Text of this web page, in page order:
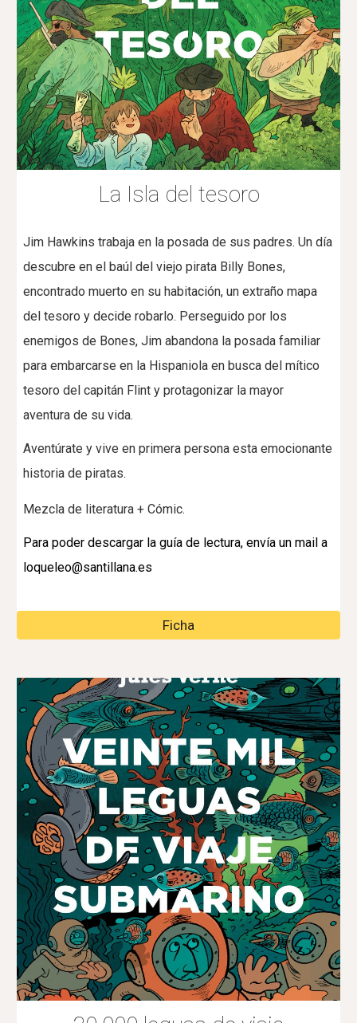
La Isla del tesoro
Jim Hawkins trabaja en la posada de sus padres. Un día
descubre en el baúl del viejo pirata Billy Bones,
encontrado muerto en su habitación, un extraño mapa
del tesoro y decide robarlo. Perseguido por los
enemigos de Bones, Jim abandona la posada familiar
para embarcarse en la Hispaniola en busca del mítico
tesoro del capitán Flint y protagonizar la mayor
aventura de su vida.
Aventúrate y vive en primera persona esta emocionante
historia de piratas.
Mezcla de literatura + Cómic.
Para poder descargar la guía de lectura, envía un mail a
loqueleo@santillana.es
Ficha